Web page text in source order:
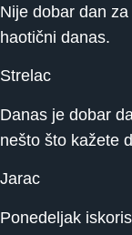
Nije dobar dan
haotični danas.
Strelac
Danas je dobar
nešto što kažete
Jarac
Ponedeljak